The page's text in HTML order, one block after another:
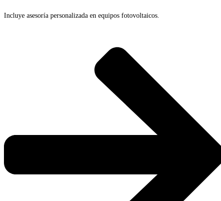
Incluye asesoría personalizada en equipos fotovoltaicos.